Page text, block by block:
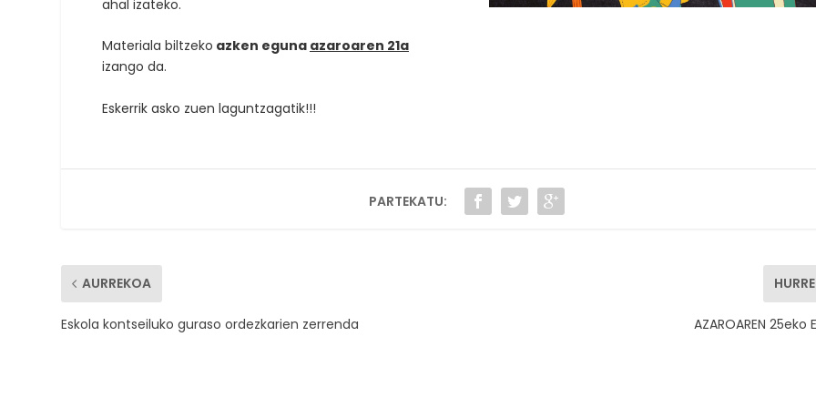
ahal izateko.
Materiala biltzeko azken eguna azaroaren 21a
izango da.
Eskerrik asko zuen laguntzagatik!!!
PARTEKATU:
AURREKOA
Eskola kontseiluko guraso ordezkarien zerrenda AZAROAREN 25eko